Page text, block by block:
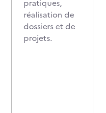
pratiques,
réalisation de
dossiers et de
projets.